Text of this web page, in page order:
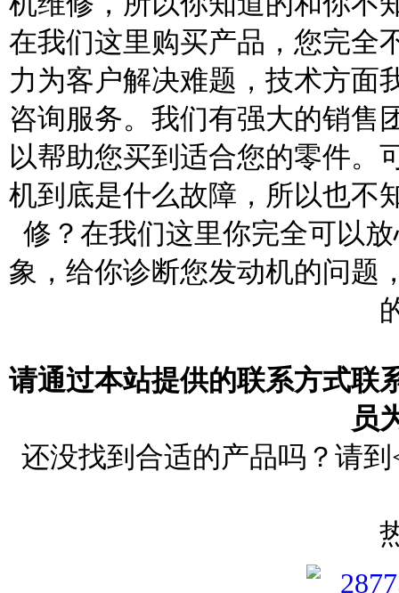
在我们这里购买产品，您完全
力为客户解决难题，技术方面
咨询服务。我们有强大的销售
以帮助您买到适合您的零件。
机到底是什么故障，所以也不
修？在我们这里你完全可以
象，给你诊断您发动机的问题
请通过本站提供的联系方式联
员
还没找到合适的产品吗？请到